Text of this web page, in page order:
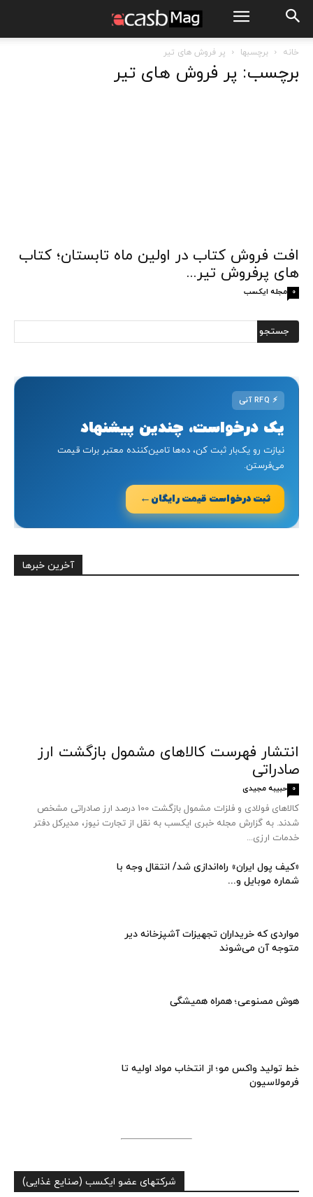
خانه برچسبها پر فروش های تیر
برچسب: پر فروش های تیر
افت فروش کتاب در اولین ماه تابستان؛ کتاب
های پرفروش تیر...
مجله ایکسب 0
⚡
یک درخواست، چندین پیشنهاد
نیازت رو یک‌بار ثبت کن، ده‌ها تامین‌کننده معتبر برات قیمت
می‌فرستن.
ثبت درخواست قیمت رایگان ←
آخرین خبرها
انتشار فهرست کالاهای مشمول بازگشت ارز
صادراتی
حبیبه مجیدی 0
کالاهای فولادی و فلزات مشمول بازگشت 100 درصد ارز صادراتی مشخص
شدند. به گزارش مجله خبری ایکسب به نقل از تجارت نیوز، مدیرکل دفتر
خدمات ارزی...
«کیف پول ایران» راه‌اندازی شد/ انتقال وجه با
شماره موبایل و...
مواردی که خریداران تجهیزات آشپزخانه دیر
متوجه آن می‌شوند
هوش مصنوعی؛ همراه همیشگی
خط تولید واکس مو؛ از انتخاب مواد اولیه تا
فرمولاسیون
شرکتهای عضو ایکسب (صنایع غذایی)